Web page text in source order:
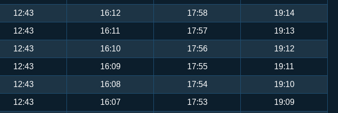
12:43 16:12 17:58 19:14
12:43 16:11 17:57 19:13
12:43 16:10 17:56 19:12
12:43 16:09 17:55 19:11
12:43 16:08 17:54 19:10
12:43 16:07 17:53 19:09